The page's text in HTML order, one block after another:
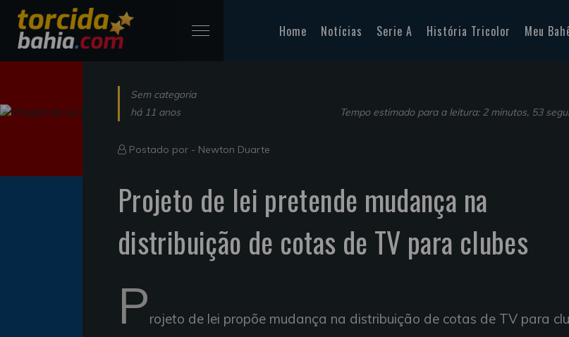
Home Notícias Serie A História Tricolor Meu
Sem categoria
há 11 anos
Tempo estimado para a leitura: 2 minutos, 53
Postado por - Newton Duarte
Projeto de lei pretende mudança na
distribuição de cotas de TV para clubes
Projeto de lei propõe mudança na distribuição de cotas de TV para